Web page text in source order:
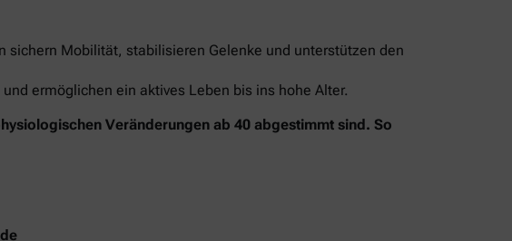
Mobilität, stabilisieren Gelenke und unterstützen den
ermöglichen ein aktives Leben bis ins hohe Alter.
Veränderungen ab 40 abgestimmt sind. So